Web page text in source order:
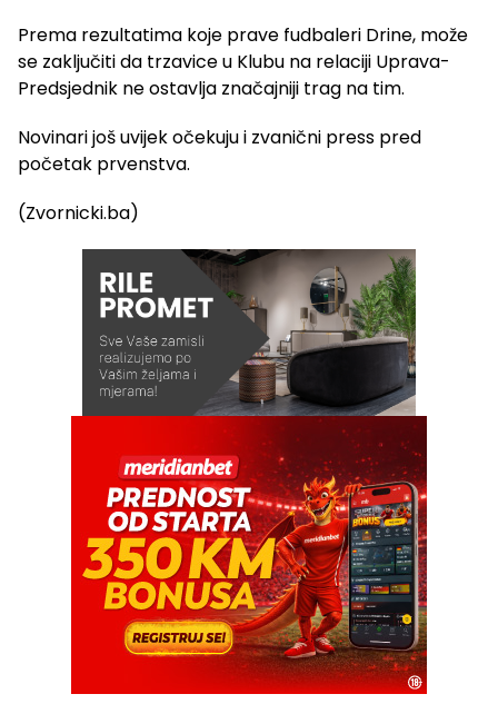
Prema rezultatima koje prave fudbaleri Drine, može
se zaključiti da trzavice u Klubu na relaciji Uprava-
Predsjednik ne ostavlja značajniji trag na tim.
Novinari još uvijek očekuju i zvanični press pred
početak prvenstva.
(Zvornicki.ba)